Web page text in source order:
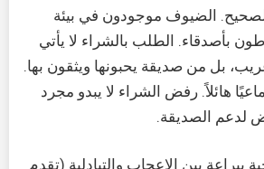
الضيوف موجودون في بيئة
بأصدقاء. الطلب بالشراء لا يأتي
بل من صديقة يحبونها ويثقون بها.
هائلاً. رفض الشراء لا يبدو مجرد
لدعم الصديقة.
ببراعة بين الإعجاب والتبادلية (تقدم